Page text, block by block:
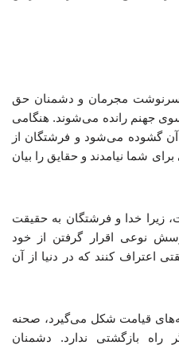
سرنوشت مجرمان و دشمنان حق
جهنم رانده می‌شوند. هنگامی
گشوده می‌شود و فرشتگان از
برای شما نیامدند و حقایق را بیان
زیرا خدا و فرشتگان به حقیقت
پرسش نوعی اقرار گرفتن از خود
اعتراف کنند که در دنیا از آن
قیامت شکل می‌گیرد، صحنه
راه بازگشتی ندارد. دشمنان